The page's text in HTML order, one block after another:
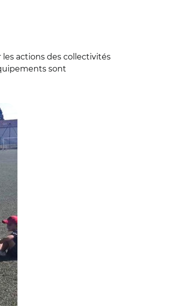
actions des collectivités
sont